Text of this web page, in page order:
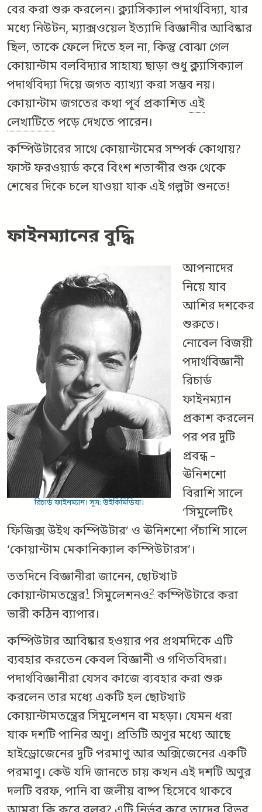
বের করা শুরু করলেন। ক্ল্যাসিক্যাল পদার্থবিদ্যা, যার
মধ্যে নিউটন, ম্যাক্সওয়েল ইত্যাদি বিজ্ঞানীর আবিষ্কার
ছিল, তাকে ফেলে দিতে হল না, কিন্তু বোঝা গেল
কোয়ান্টাম বলবিদ্যার সাহায্য ছাড়া শুধু ক্ল্যাসিক্যাল
পদার্থবিদ্যা দিয়ে জগত ব্যাখ্যা করা সম্ভব নয়।
কোয়ান্টাম জগতের কথা পূর্ব প্রকাশিত এই
লেখাটিতেপড়ে দেখতে পারেন।
কম্পিউটারের সাথে কোয়ান্টামের সম্পর্ক কোথায়?
ফাস্ট ফরওয়ার্ড করে বিংশ শতাব্দীর শুরু থেকে
শেষের দিকে চলে যাওয়া যাক এই গল্পটা শুনতে!
ফাইনম্যানের বুদ্ধি
রিচার্ড ফাইনম্যান। সূত্র: উইকিমিডিয়া।
আপনাদের
নিয়ে যাব
আশির দশকের
শুরুতে।
নোবেল বিজয়ী
পদার্থবিজ্ঞানী
রিচার্ড
ফাইনম্যান
প্রকাশ করলেন
পর পর দুটি
প্রবন্ধ –
ঊনিশশো
বিরাশি সালে
‘সিমুলেটিং
ফিজিক্স উইথ কম্পিউটার’ ও ঊনিশশো পঁচাশি সালে
‘কোয়ান্টাম মেকানিক্যাল কম্পিউটারস’।
ততদিনে বিজ্ঞানীরা জানেন, ছোটখাট
কোয়ান্টামতন্ত্রের1 সিমুলেশনও2 কম্পিউটারে করা
ভারী কঠিন ব্যাপার।
কম্পিউটার আবিষ্কার হওয়ার পর প্রথমদিকে এটি
ব্যবহার করতেন কেবল বিজ্ঞানী ও গণিতবিদরা।
পদার্থবিজ্ঞানীরা যেসব কাজে ব্যবহার করা শুরু
করলেন তার মধ্যে একটি হল ছোটখাট
কোয়ান্টামতন্ত্রের সিমুলেশন বা মহড়া। যেমন ধরা
যাক দশটি পানির অণু। প্রতিটি অণুর মধ্যে আছে
হাইড্রোজেনের দুটি পরমাণু আর অক্সিজেনের একটি
পরমাণু। কেউ যদি জানতে চায় কখন এই দশটি অণুর
দলটি বরফ, পানি বা জলীয় বাষ্প হিসেবে থাকবে